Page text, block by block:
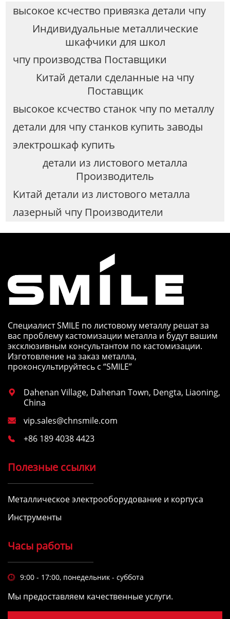
высокое ксчество привязка детали чпу
Индивидуальные металлические
шкафчики для школ
чпу производства Поставщики
Китай детали сделанные на чпу
Поставщик
высокое ксчество станок чпу по металлу
детали для чпу станков купить заводы
электрошкаф купить
детали из листового металла
Производитель
Китай детали из листового металла
лазерный чпу Производители
Специалист SMILE по листовому металлу решат за
вас проблему кастомизации металла и будут вашим
эксклюзивным консультантом по кастомизации.
Изготовление на заказ металла,
проконсультируйтесь с “SMILE”

Dahenan Village, Dahenan Town, Dengta, Liaoning,
China
 vip.sales@chnsmile.com
 +86 189 4038 4423
Полезные ссылки
Металлическое электрооборудование и корпуса
Инструменты
Часы работы
 9:00 - 17:00, понедельник - суббота
Мы предоставляем качественные услуги.